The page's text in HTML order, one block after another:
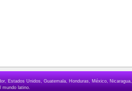
Estados Unidos, Guatemala, Honduras, México, Nicaragua,
mundo latino.